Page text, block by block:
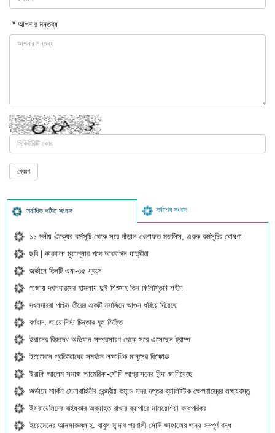
* আপনার মন্তব্য
সর্বাধিক পঠিত সংবাদ সর্বশেষ সংবাদ
১১ দলীয় ঐক্যের কর্মসূচি থেকে সরে দাঁড়াল খেলাফত মজলিস, একক কর্মসূচির ঘোষণা
ছবি | কারবালা মুয়াল্লার পথে আরবাঈন যাত্রীরা
জর্ডানে তিনটি এফ-৩৫ ধ্বংস
গাজায় দখলদারদের হামলায় দুই শিশুসহ তিন ফিলিস্তিনি শহীদ
দখলদাররা পশ্চিম তীরের একটি মসজিদে আগুন ধরিয়ে দিয়েছে
বর্ণবাদ: জায়োনিস্ট চিন্তার মূল ভিত্তি
ইরানের বিরুদ্ধে অভিযান সম্প্রসারণ থেকে সরে এসেছেন ট্রাম্প
ইয়েমেনে প্রতিরোধের সমর্থনে লক্ষাধিক মানুষের বিক্ষোভ
ইরাকি আলেম সমাজ আমেরিকা-সৌদি আগ্রাসনের নিন্দা জানিয়েছে
জর্ডানে মার্কিন সেনাবাহিনীর কেন্দ্রীয় কমান্ড সদর দপ্তর ব্যালিস্টিক ক্ষেপণাস্ত্রের লক্ষ্যবস্তু
ইসরায়েলিদের বহিষ্কার অব্যাহত রাখার ব্যাপারে মালয়েশিয়া বদ্ধপরিকর
ইয়েমেনের আনসারুল্লাহ: বাবুল মান্দাব প্রণালী সৌদি জাহাজের জন্য সম্পূর্ণ বন্ধ